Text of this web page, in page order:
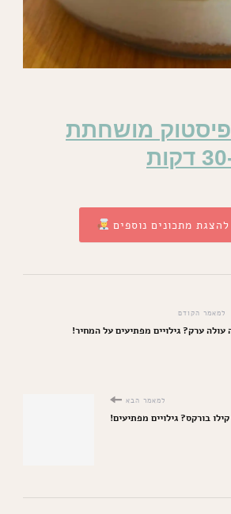
מושחתת
מתכונים נוספים
למאמר הקודם
עולה ערק? גילויים מפתיעים על המחיר!
למאמר הבא
בורקס? גילויים מפתיעים!